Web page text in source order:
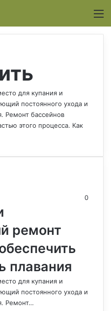
для купания и
постоянного ухода и
Ремонт бассейнов
этого процесса. Как
0
ремонт
плавания
для купания и
постоянного ухода и
Ремонт…